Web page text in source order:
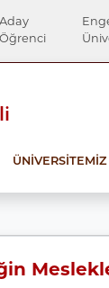
Aday
Öğrenci
ÜNİVERSİTEMİZ